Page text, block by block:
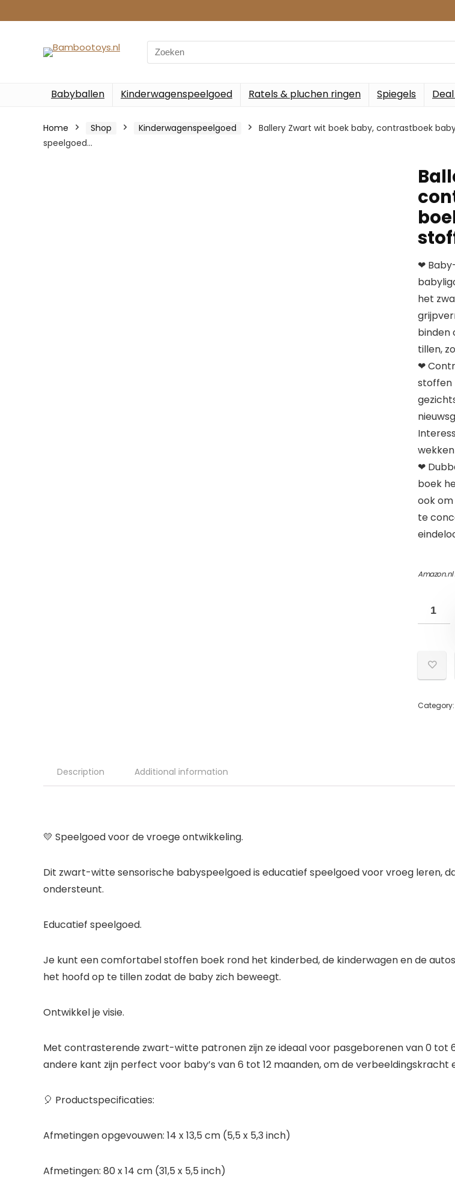
Search
for:
Babyballen Kinderwagenspeelgoed Ratels & pluchen ringen Spiegels
Home Shop Kinderwagenspeelgoed
Ballery Zwart wit boek baby, contrastboek
speelgoed…
❤
het
binden
tillen,
❤
stoffen
❤
boek
ook
te
Amazon.nl
Category:
Description Additional information
💛 Speelgoed voor de vroege ontwikkeling.
Dit zwart-witte sensorische babyspeelgoed is educatief speelgoed voor vroeg leren,
ondersteunt.
Educatief speelgoed.
Je kunt een comfortabel stoffen boek rond het kinderbed, de kinderwagen en de
het hoofd op te tillen zodat de baby zich beweegt.
Ontwikkel je visie.
Met contrasterende zwart-witte patronen zijn ze ideaal voor pasgeborenen van 0 tot
andere kant zijn perfect voor baby’s van 6 tot 12 maanden, om de
🎈 Productspecificaties:
Afmetingen opgevouwen: 14 x 13,5 cm (5,5 x 5,3 inch)
Afmetingen: 80 x 14 cm (31,5 x 5,5 inch)